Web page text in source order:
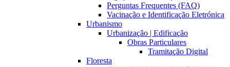
Perguntas Frequentes (FAQ)
Vacinação e Identificação Eletrónica
Urbanismo
Urbanização | Edificação
Obras Particulares
Tramitação Digital
Floresta